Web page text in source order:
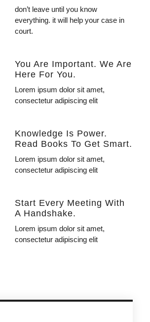
don’t leave until you know
everything. it will help your case in
court.
You Are Important. We Are
Here For You.
Lorem ipsum dolor sit amet,
consectetur adipiscing elit
Knowledge Is Power.
Read Books To Get Smart.
Lorem ipsum dolor sit amet,
consectetur adipiscing elit
Start Every Meeting With
A Handshake.
Lorem ipsum dolor sit amet,
consectetur adipiscing elit